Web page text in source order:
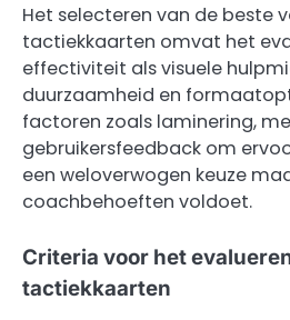
Het selecteren van de beste
tactiekkaarten omvat het
effectiviteit als visuele
duurzaamheid en
factoren zoals laminering,
gebruikersfeedback om
een weloverwogen keuze
coachbehoeften voldoet.
Criteria voor het
tactiekkaarten